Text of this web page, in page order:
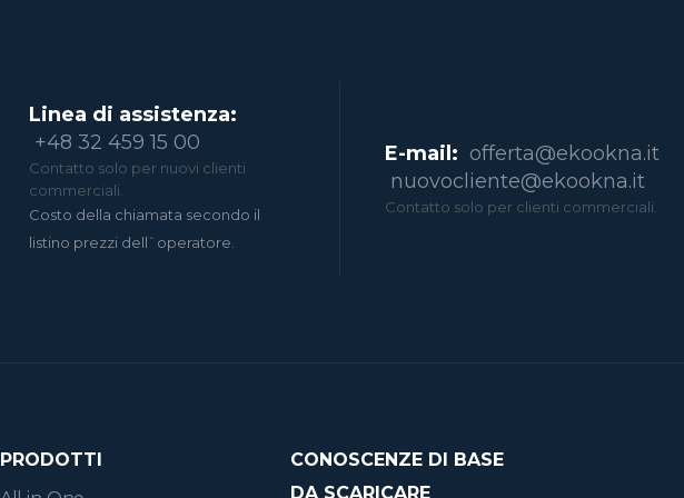
Linea di assistenza:
+48 32 459 15 00
Contatto solo per nuovi clienti
commerciali.
Costo della chiamata secondo il
listino prezzi dell`operatore.
E-mail: offerta@ekookna.it
nuovocliente@ekookna.it
Contatto solo per clienti commerciali.
PRODOTTI
CONOSCENZE DI BASE
DA SCARICARE